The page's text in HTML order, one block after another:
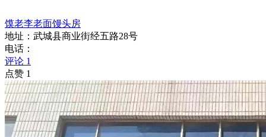
馍老李老面馒头房
地址：武城县商业街经五路28号
电话：
评论 1
点赞 1